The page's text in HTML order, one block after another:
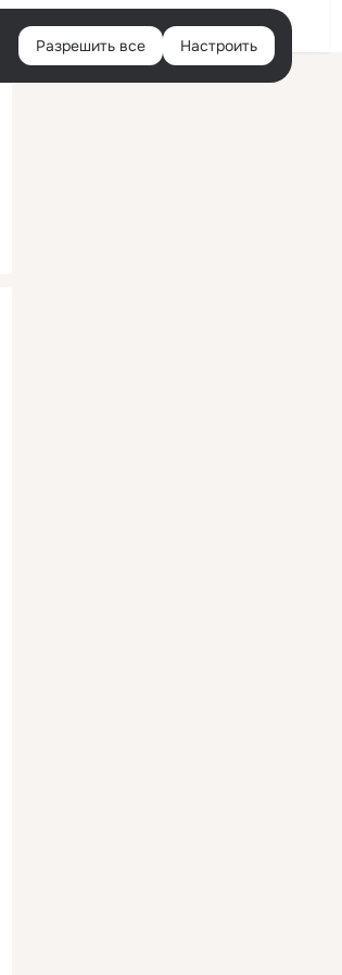
Войти
Разрешить все Настроить